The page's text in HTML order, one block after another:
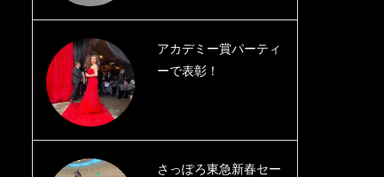
アカデミー賞パーティ
ーで表彰！
さっぽろ東急新春セー